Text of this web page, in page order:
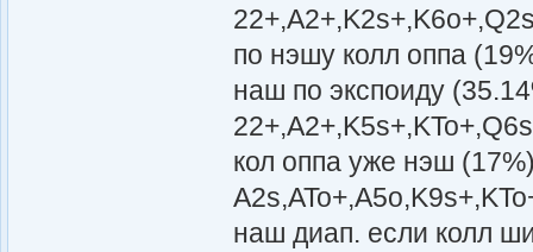
по нэшу колл оппа
наш по экспоиду
кол оппа уже нэш
наш диап. если колл